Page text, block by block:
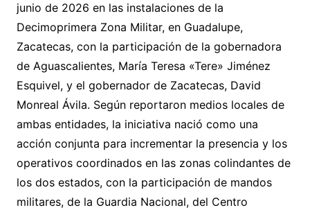
junio de 2026 en las instalaciones de la
Decimoprimera Zona Militar, en Guadalupe,
Zacatecas, con la participación de la gobernadora
de Aguascalientes, María Teresa «Tere» Jiménez
Esquivel, y el gobernador de Zacatecas, David
Monreal Ávila. Según reportaron medios locales de
ambas entidades, la iniciativa nació como una
acción conjunta para incrementar la presencia y los
operativos coordinados en las zonas colindantes de
los dos estados, con la participación de mandos
militares, de la Guardia Nacional, del Centro